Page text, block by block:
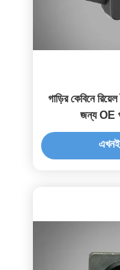
গাড়ির কেবিনে
জন্য OE
এখনই